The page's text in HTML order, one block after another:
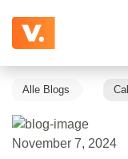
Alle Blogs
November 7, 2024